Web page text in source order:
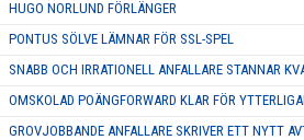
HUGO NORLUND FÖRLÄNGER
PONTUS SÖLVE LÄMNAR FÖR SSL-SPEL
SNABB OCH IRRATIONELL ANFALLARE STANNAR
OMSKOLAD POÄNGFORWARD KLAR FÖR
GROVJOBBANDE ANFALLARE SKRIVER ETT NYTT